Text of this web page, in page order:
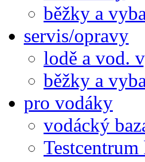
běžky a
servis/opravy
lodě a vod.
běžky a
pro vodáky
vodácký